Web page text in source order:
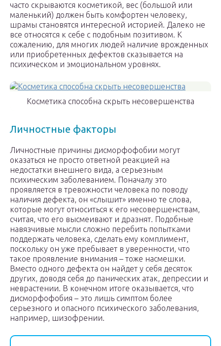
часто скрываются косметикой, вес (большой или
маленький) должен быть комфортен человеку,
шрамы становятся интересной историей. Далеко не
все относятся к себе с подобным позитивом. К
сожалению, для многих людей наличие врожденных
или приобретенных дефектов сказывается на
психическом и эмоциональном уровнях.
Косметика способна скрыть несовершенства
Личностные факторы
Личностные причины дисморфофобии могут
оказаться не просто ответной реакцией на
недостатки внешнего вида, а серьезным
психическим заболеванием. Поначалу это
проявляется в тревожности человека по поводу
наличия дефекта, он «слышит» именно те слова,
которые могут относиться к его несовершенствам,
считая, что его высмеивают и дразнят. Подобные
навязчивые мысли сложно перебить попытками
поддержать человека, сделать ему комплимент,
поскольку он уже пребывает в уверенности, что
такое проявление внимания – тоже насмешки.
Вместо одного дефекта он найдет у себя десяток
других, доводя себя до панических атак, депрессии и
неврастении. В конечном итоге оказывается, что
дисморфофобия – это лишь симптом более
серьезного и опасного психического заболевания,
например, шизофрении.